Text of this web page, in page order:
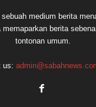
medium berita
berita
tontonan umum.
us: